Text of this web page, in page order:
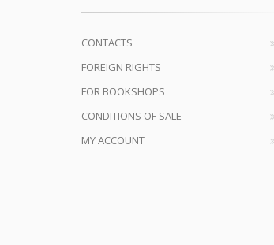
CONTACTS
FOREIGN RIGHTS
FOR BOOKSHOPS
CONDITIONS OF SALE
MY ACCOUNT